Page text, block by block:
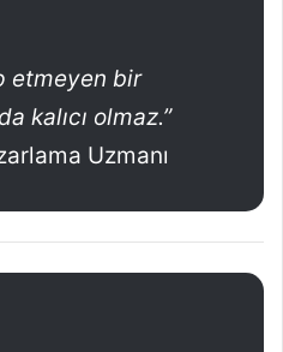
etmeyen bir
kalıcı olmaz.”
Uzmanı